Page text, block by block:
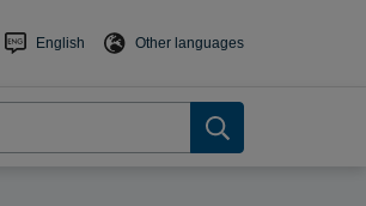
English Other languages